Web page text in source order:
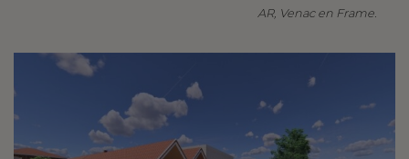
AR, Venac en Frame.